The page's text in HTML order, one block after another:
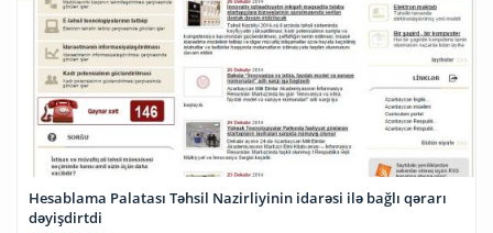
Hesablama Palatası Təhsil Nazirliyinin idarəsi ilə bağlı qərarı
dəyişdirtdi